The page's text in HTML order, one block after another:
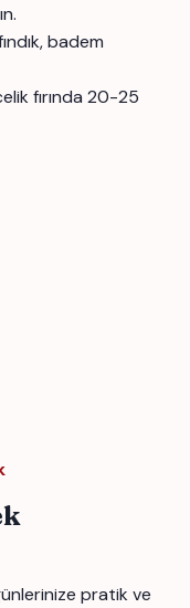
badem
fırında 20-25
pratik ve